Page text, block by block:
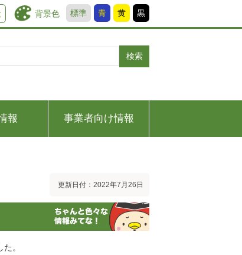
背景色 標準 青 黄 黒
検索
報 事業者向け情報
更新日付：2022年7月26日
。